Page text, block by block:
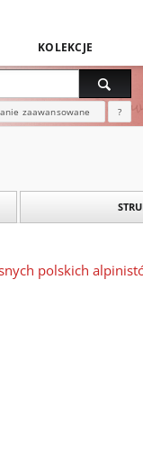
KOLEKCJE
zaawansowane ?
polskich